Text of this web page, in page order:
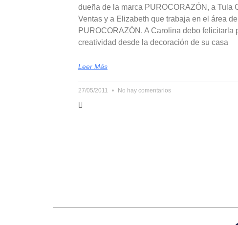
dueña de la marca PUROCORAZÓN, a Tula
Ventas y a Elizabeth que trabaja en el área
PUROCORAZÓN. A Carolina debo felicitarla
creatividad desde la decoración de su casa
Leer Más
27/05/2011 No hay comentarios